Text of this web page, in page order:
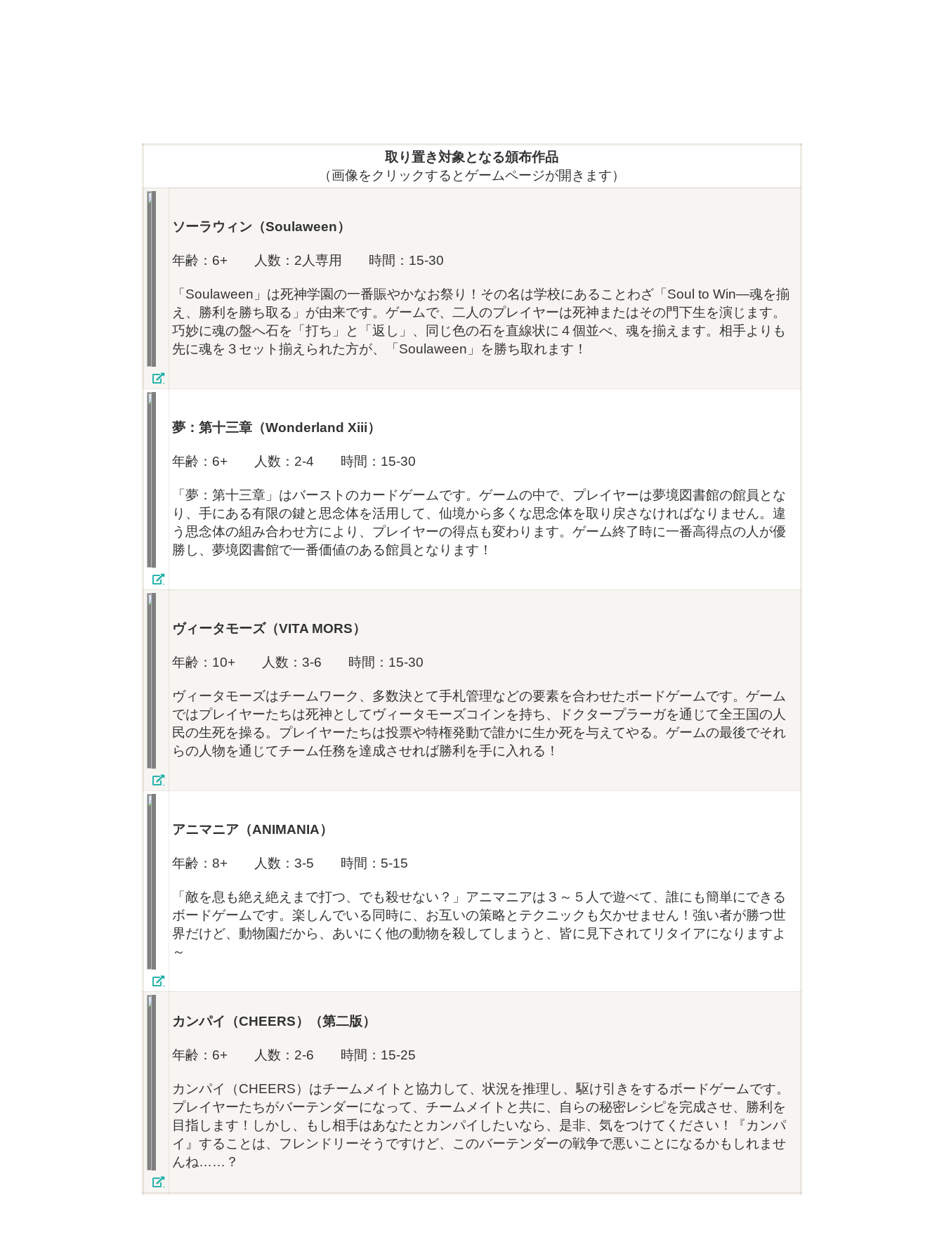
取り置き対象となる頒布作品
（画像をクリックするとゲームページが開きます）
ソーラウィン（Soulaween）
年齢：6+ 人数：2人専用 時間：15-30
「Soulaween」は死神学園の一番賑やかなお祭り！その名は学校にあることわざ「Soul to Win―魂を揃
え、勝利を勝ち取る」が由来です。ゲームで、二人のプレイヤーは死神またはその門下生を演じます。
巧妙に魂の盤へ石を「打ち」と「返し」、同じ色の石を直線状に４個並べ、魂を揃えます。相手よりも
先に魂を３セット揃えられた方が、「Soulaween」を勝ち取れます！
夢：第十三章（Wonderland Xiii）
年齢：6+ 人数：2-4 時間：15-30
「夢：第十三章」はバーストのカードゲームです。ゲームの中で、プレイヤーは夢境図書館の館員とな
り、手にある有限の鍵と思念体を活用して、仙境から多くな思念体を取り戻さなければなりません。違
う思念体の組み合わせ方により、プレイヤーの得点も変わります。ゲーム終了時に一番高得点の人が優
勝し、夢境図書館で一番価値のある館員となります！
ヴィータモーズ（VITA MORS）
年齢：10+ 人数：3-6 時間：15-30
ヴィータモーズはチームワーク、多数決とて手札管理などの要素を合わせたボードゲームです。ゲーム
ではプレイヤーたちは死神としてヴィータモーズコインを持ち、ドクタープラーガを通じて全王国の人
民の生死を操る。プレイヤーたちは投票や特権発動で誰かに生か死を与えてやる。ゲームの最後でそれ
らの人物を通じてチーム任務を達成させれば勝利を手に入れる！
アニマニア （ANIMANIA）
年齢：8+ 人数：3-5 時間：5-15
「敵を息も絶え絶えまで打つ、でも殺せない？」アニマニアは３～５人で遊べて、誰にも簡単にできる
ボードゲームです。楽しんでいる同時に、お互いの策略とテクニックも欠かせません！強い者が勝つ世
界だけど、動物園だから、あいにく他の動物を殺してしまうと、皆に見下されてリタイアになりますよ
～
カンパイ （CHEERS）（第二版）
年齢：6+ 人数：2-6 時間：15-25
カンパイ（CHEERS）はチームメイトと協力して、状況を推理し、駆け引きをするボードゲームです。
プレイヤーたちがバーテンダーになって、チームメイトと共に、自らの秘密レシピを完成させ、勝利を
目指します！しかし、もし相手はあなたとカンパイしたいなら、是非、気をつけてください！『カンパ
イ』することは、フレンドリーそうですけど、このバーテンダーの戦争で悪いことになるかもしれませ
んね……？